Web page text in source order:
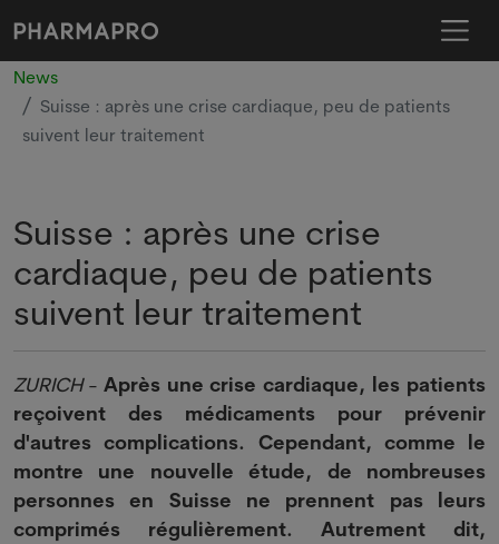
News
Suisse : après une crise cardiaque, peu de patients
suivent leur traitement
Suisse : après une crise
cardiaque, peu de patients
suivent leur traitement
ZURICH- Après une crise cardiaque, les patients
reçoivent des médicaments pour prévenir
d'autres complications. Cependant, comme le
montre une nouvelle étude, de nombreuses
personnes en Suisse ne prennent pas leurs
comprimés régulièrement. Autrement dit,